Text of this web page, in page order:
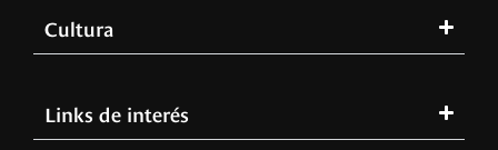
Cultura
Links de interés